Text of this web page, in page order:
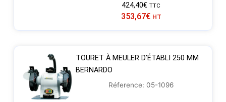
424,40€ TTC
353,67€ HT
TOURET À MEULER D’ÉTABLI 250 MM
BERNARDO
Réference: 05-1096